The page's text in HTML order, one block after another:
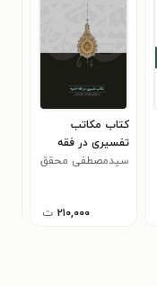
کتاب مکاتب
تفسیری در فقه
امامیه
سیدمصطفی محقق
۲۱۰,۰۰۰ ت